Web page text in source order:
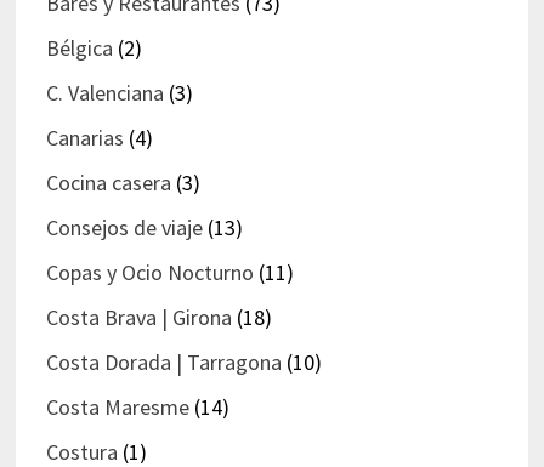
Bélgica (2)
C. Valenciana (3)
Canarias (4)
Cocina casera (3)
Consejos de viaje(13)
Copas y Ocio Nocturno (11)
Costa Brava | Girona (18)
Costa Dorada | Tarragona (10)
Costa Maresme(14)
Costura (1)